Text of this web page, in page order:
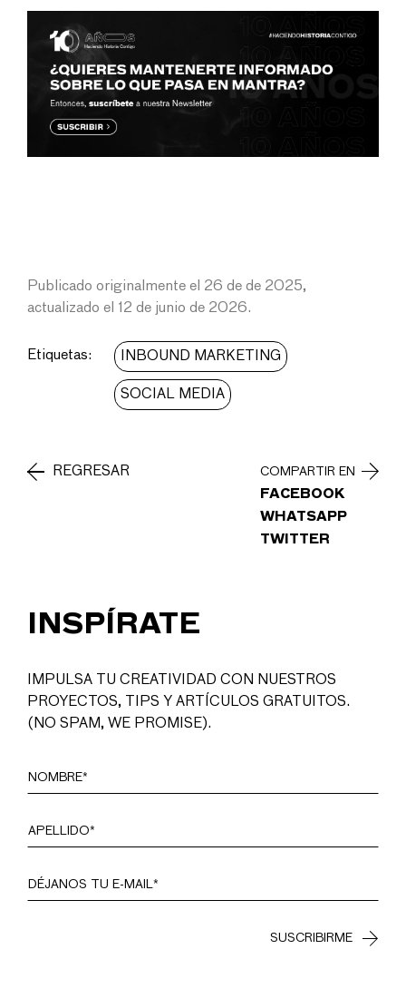
Publicado originalmente el 26 de de 2025,
actualizado el 12 de junio de 2026.
Etiquetas: INBOUND MARKETING
SOCIAL MEDIA
REGRESAR
COMPARTIR EN
FACEBOOK
WHATSAPP
TWITTER
INSPÍRATE
IMPULSA TU CREATIVIDAD CON NUESTROS
PROYECTOS, TIPS Y ARTÍCULOS GRATUITOS.
(NO SPAM, WE PROMISE).